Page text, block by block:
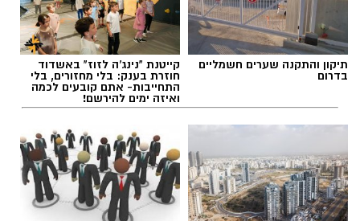
תיקון והתקנה שערים חשמליים
בדרום
קייטנת "נינג'ה לזוז" באשדוד
חוזרת בענק: בלי מחזורים, בלי
התחייבות- אתם קובעים לכמה
ואיזה ימים להירשם!